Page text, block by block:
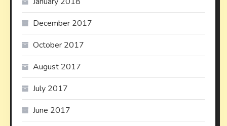
December 2017
October 2017
August 2017
July 2017
June 2017